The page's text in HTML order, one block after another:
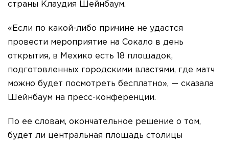
страны Клаудия Шейнбаум.
«Если по какой-либо причине не удастся
провести мероприятие на Сокало в день
открытия, в Мехико есть 18 площадок,
подготовленных городскими властями, где матч
можно будет посмотреть бесплатно», — сказала
Шейнбаум на пресс-конференции.
По ее словам, окончательное решение о том,
будет ли центральная площадь столицы